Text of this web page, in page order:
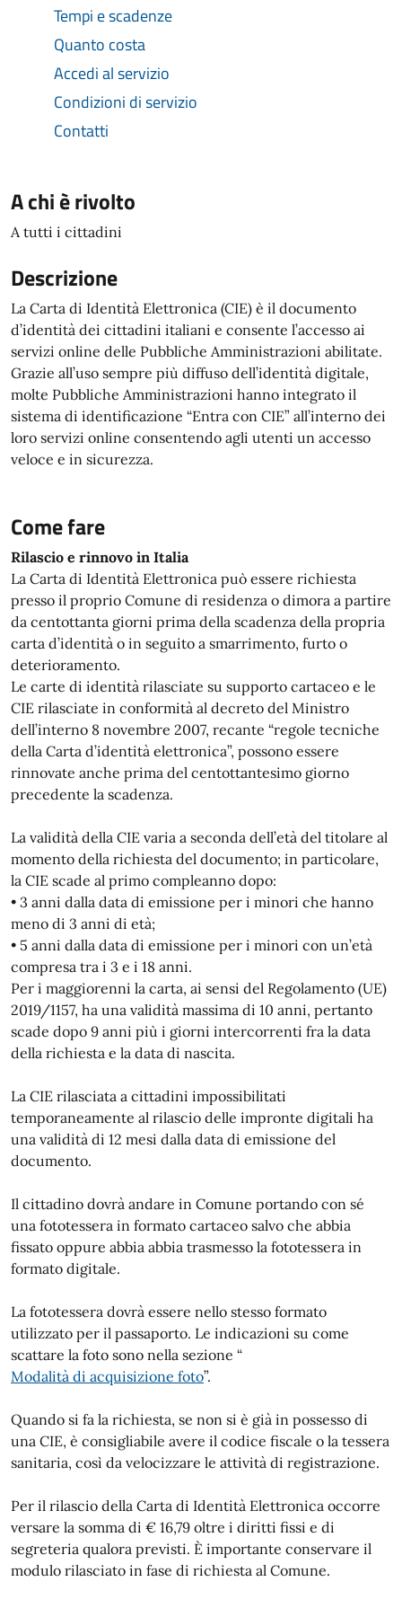
Tempi e scadenze
Quanto costa
Accedi al servizio
Condizioni di servizio
Contatti
A chi è rivolto
A tutti i cittadini
Descrizione
La Carta di Identità Elettronica (CIE) è il documento
d’identità dei cittadini italiani e consente l’accesso ai
servizi online delle Pubbliche Amministrazioni abilitate.
Grazie all’uso sempre più diffuso dell’identità digitale,
molte Pubbliche Amministrazioni hanno integrato il
sistema di identificazione “Entra con CIE” all’interno dei
loro servizi online consentendo agli utenti un accesso
veloce e in sicurezza.
Come fare
Rilascio e rinnovo in Italia
La Carta di Identità Elettronica può essere richiesta
presso il proprio Comune di residenza o dimora a partire
da centottanta giorni prima della scadenza della propria
carta d’identità o in seguito a smarrimento, furto o
deterioramento.
Le carte di identità rilasciate su supporto cartaceo e le
CIE rilasciate in conformità al decreto del Ministro
dell’interno 8 novembre 2007, recante “regole tecniche
della Carta d’identità elettronica”, possono essere
rinnovate anche prima del centottantesimo giorno
precedente la scadenza.
La validità della CIE varia a seconda dell’età del titolare al
momento della richiesta del documento; in particolare,
la CIE scade al primo compleanno dopo:
• 3 anni dalla data di emissione per i minori che hanno
meno di 3 anni di età;
• 5 anni dalla data di emissione per i minori con un’età
compresa tra i 3 e i 18 anni.
Per i maggiorenni la carta, ai sensi del Regolamento (UE)
2019/1157, ha una validità massima di 10 anni, pertanto
scade dopo 9 anni più i giorni intercorrenti fra la data
della richiesta e la data di nascita.
La CIE rilasciata a cittadini impossibilitati
temporaneamente al rilascio delle impronte digitali ha
una validità di 12 mesi dalla data di emissione del
documento.
Il cittadino dovrà andare in Comune portando con sé
una fototessera in formato cartaceo salvo che abbia
fissato oppure abbia abbia trasmesso la fototessera in
formato digitale.
La fototessera dovrà essere nello stesso formato
utilizzato per il passaporto. Le indicazioni su come
scattare la foto sono nella sezione “
Modalità di acquisizione foto”.
Quando si fa la richiesta, se non si è già in possesso di
una CIE, è consigliabile avere il codice fiscale o la tessera
sanitaria, così da velocizzare le attività di registrazione.
Per il rilascio della Carta di Identità Elettronica occorre
versare la somma di € 16,79 oltre i diritti fissi e di
segreteria qualora previsti. È importante conservare il
modulo rilasciato in fase di richiesta al Comune.